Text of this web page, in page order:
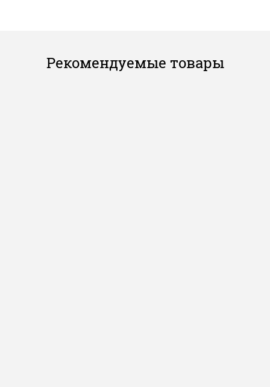
Рекомендуемые товары